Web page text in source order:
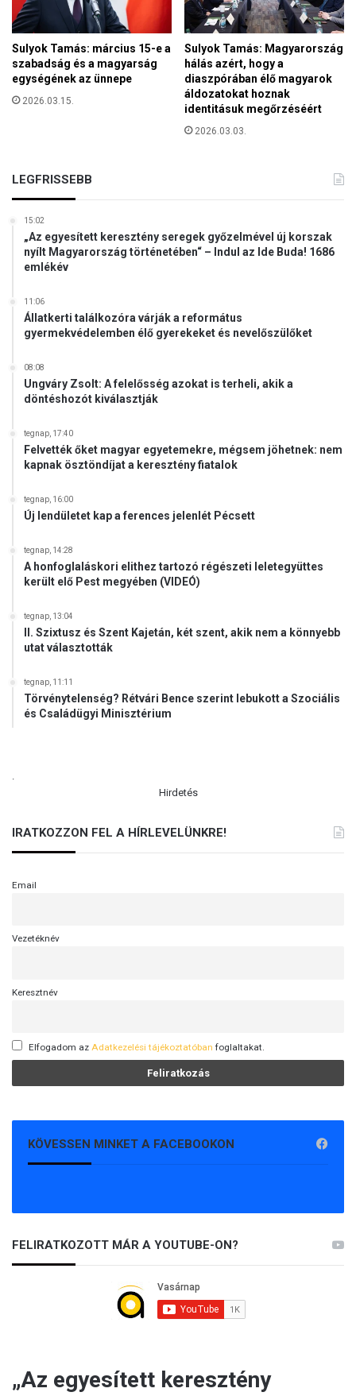
Sulyok Tamás: március 15-e a
szabadság és a magyarság
egységének az ünnepe
2026.03.15.
Sulyok Tamás: Magyarország
hálás azért, hogy a
diaszpórában élő magyarok
áldozatokat hoznak
identitásuk megőrzéséért
2026.03.03.
LEGFRISSEBB
15:02
„Az egyesített keresztény seregek győzelmével új korszak
nyílt Magyarország történetében“ – Indul az Ide Buda! 1686
emlékév
11:06
Állatkerti találkozóra várják a református
gyermekvédelemben élő gyerekeket és nevelőszülőket
08:08
Ungváry Zsolt: A felelősség azokat is terheli, akik a
döntéshozót kiválasztják
tegnap, 17:40
Felvették őket magyar egyetemekre, mégsem jöhetnek: nem
kapnak ösztöndíjat a keresztény fiatalok
tegnap, 16:00
Új lendületet kap a ferences jelenlét Pécsett
tegnap, 14:28
A honfoglaláskori elithez tartozó régészeti leletegyüttes
került elő Pest megyében (VIDEÓ)
tegnap, 13:04
II. Szixtusz és Szent Kajetán, két szent, akik nem a könnyebb
utat választották
tegnap, 11:11
Törvénytelenség? Rétvári Bence szerint lebukott a Szociális
és Családügyi Minisztérium
Hirdetés
IRATKOZZON FEL A HÍRLEVELÜNKRE!
Email
Vezetéknév
Keresztnév
Elfogadom az Adatkezelési tájékoztatóban foglaltakat.
KÖVESSEN MINKET A FACEBOOKON
FELIRATKOZOTT MÁR A YOUTUBE-ON?